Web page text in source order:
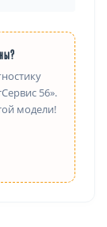
56».
модели!